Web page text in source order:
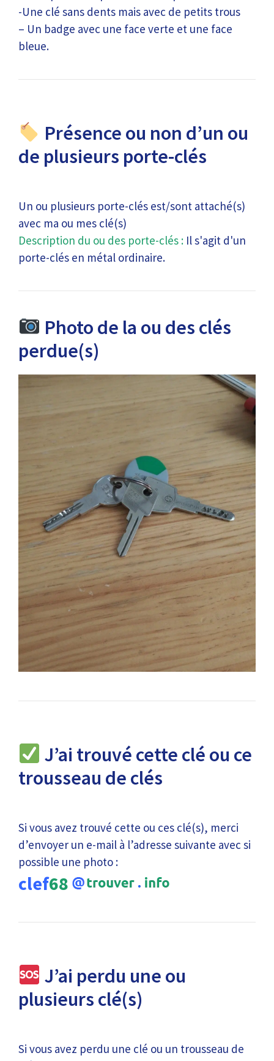
-Une clé sans dents mais avec de petits trous
– Un badge avec une face verte et une face
bleue.
Présence ou non d’un ou
de plusieurs porte-clés
Un ou plusieurs porte-clés est/sont attaché(s)
avec ma ou mes clé(s)
Description du ou des porte-clés : Il s'agit d'un
porte-clés en métal ordinaire.
Photo de la ou des clés
perdue(s)
J’ai trouvé cette clé ou ce
trousseau de clés
Si vous avez trouvé cette ou ces clé(s), merci
d’envoyer un e-mail à l’adresse suivante avec si
possible une photo :
clef68
J’ai perdu une ou
plusieurs clé(s)
Si vous avez perdu une clé ou un trousseau de